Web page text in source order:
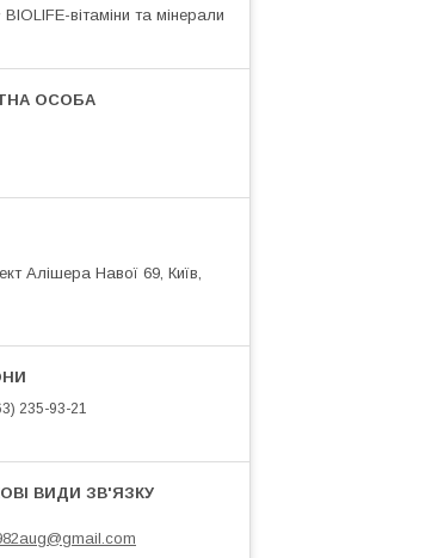
вітаміни та мінерали
Алішера Навої 69, Київ,
235-93-21